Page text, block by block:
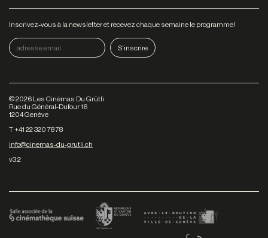
Inscrivez-vous à la newsletter et recevez chaque semaine le programme!
©2026 Les Cinémas Du Grütli
Rue du Général-Dufour 16
1204 Genève
T +41 22 320 78 78
info@cinemas-du-grutli.ch
v3.2